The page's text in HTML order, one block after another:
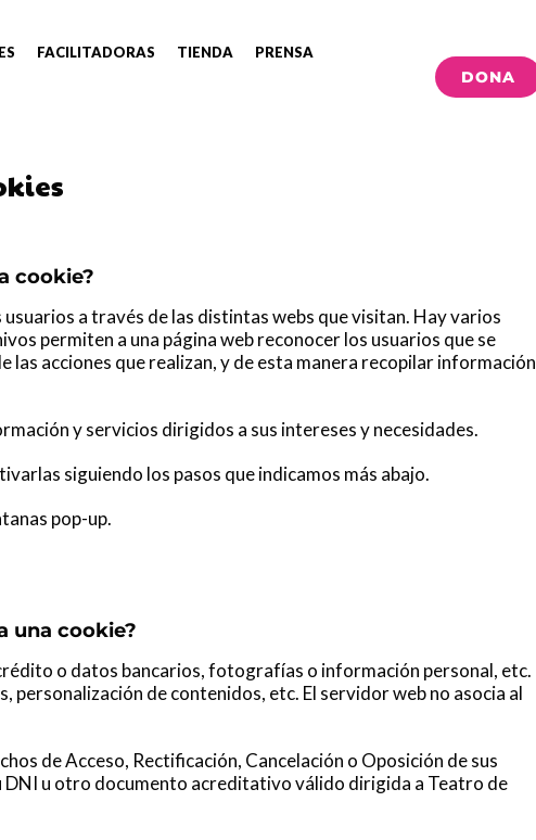
FACILITADORAS TIENDA PRENSA
DONA
cookie?
usuarios a través de las distintas webs que visitan. Hay varios
permiten a una página web reconocer los usuarios que se
acciones que realizan, y de esta manera recopilar información
y servicios dirigidos a sus intereses y necesidades.
siguiendo los pasos que indicamos más abajo.
pop-up.
una cookie?
o datos bancarios, fotografías o información personal, etc.
de contenidos, etc. El servidor web no asocia al
de Acceso, Rectificación, Cancelación o Oposición de sus
DNI u otro documento acreditativoválido dirigida a Teatro de